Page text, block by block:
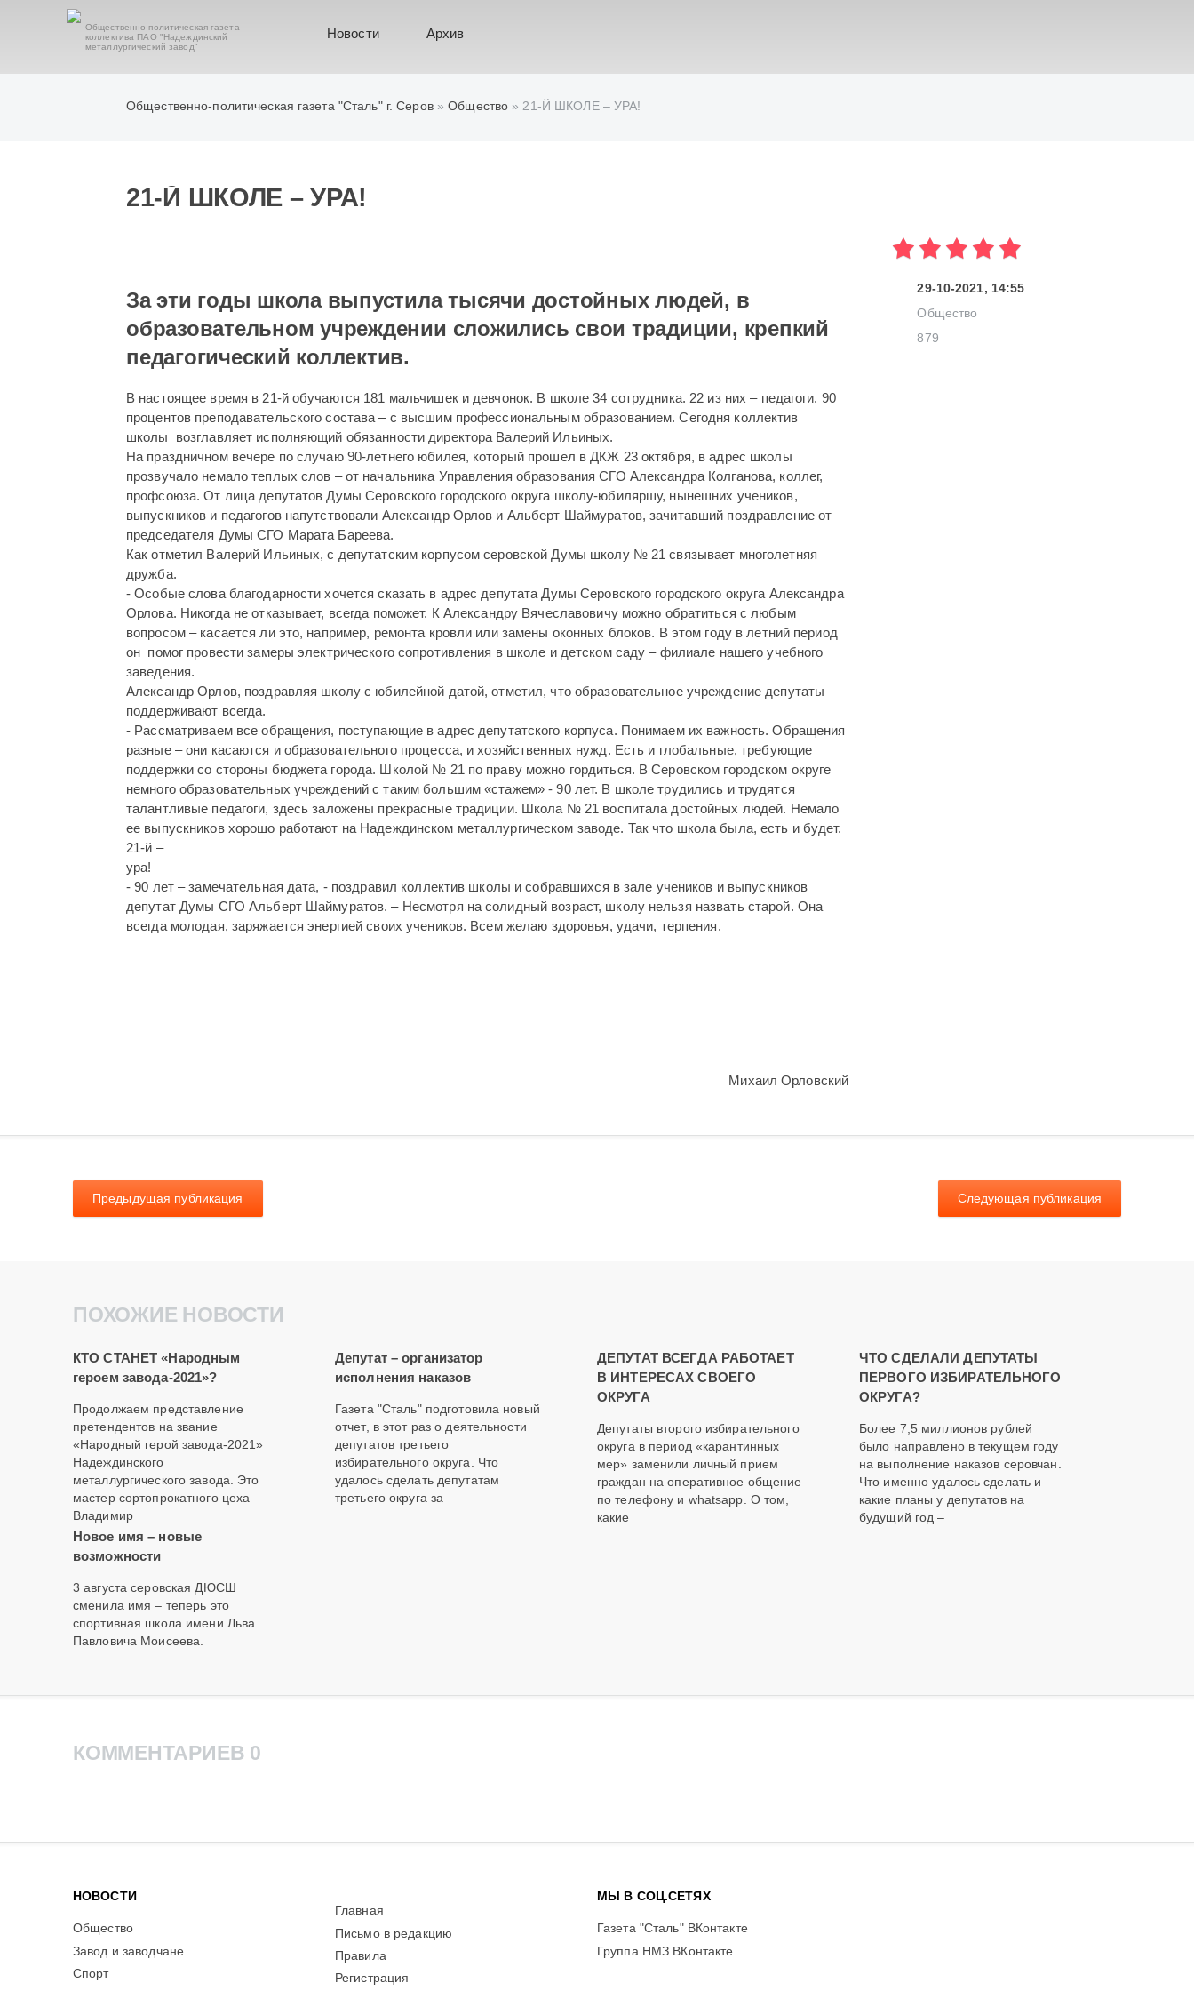
Общественно-политическая газета
коллектива ПАО "Надеждинский
металлургический завод"
Новости Архив
Общественно-политическая газета "Сталь" г. Серов»Общество » 21-Й ШКОЛЕ – УРА!
21-Й ШКОЛЕ – УРА!
29-10-2021, 14:55
Общество
879
За эти годы школа выпустила тысячи достойных людей, в
образовательном учреждении сложились свои традиции, крепкий
педагогический коллектив.
В настоящее время в 21-й обучаются 181 мальчишек и девчонок. В школе 34 сотрудника. 22 из них – педагоги. 90
процентов преподавательского состава – с высшим профессиональным образованием. Сегодня коллектив
школы возглавляет исполняющий обязанности директора Валерий Ильиных.
На праздничном вечере по случаю 90-летнего юбилея, который прошел в ДКЖ 23 октяб­ря, в адрес школы
прозвучало немало теплых слов – от начальника Управления образования СГО Александра Колганова, коллег,
профсоюза. От лица депутатов Думы Серовского городского округа школу-юбиляршу, нынешних учеников,
выпускников и педагогов напутствовали Александр Орлов и Альберт Шаймуратов, зачитавший поздравление от
председателя Думы СГО Марата Бареева.
Как отметил Валерий Ильиных, с депутатским корпусом серовской Думы школу № 21 связывает многолетняя
дружба.
- Особые слова благодарности хочется сказать в адрес депутата Думы Серовского городского округа Александра
Орлова. Никогда не отказывает, всегда поможет. К Александру Вячеславовичу можно обратиться с любым
вопросом – касается ли это, например, ремонта кровли или замены оконных блоков. В этом году в летний период
он помог провести замеры электрического сопротивления в школе и детском саду – филиа­ле нашего учебного
заведения.
Александр Орлов, поздравляя школу с юбилейной датой, отметил, что образовательное учреждение депутаты
поддерживают всегда.
- Рассматриваем все обращения, поступающие в адрес депутатского корпуса. Понимаем их важность. Обращения
разные – они касаются и образовательного процесса, и хозяйственных нужд. Есть и глобальные, требующие
поддержки со стороны бюджета города. Школой № 21 по праву можно гордиться. В Серовском городском округе
немного образовательных учреждений с таким большим «стажем» - 90 лет. В школе трудились и трудятся
талантливые педагоги, здесь заложены прекрасные традиции. Школа № 21 воспитала достойных людей. Немало
ее выпускников хорошо работают на Надеждинском металлургическом заводе. Так что школа была, есть и будет.
21-й –
ура!
- 90 лет – замечательная дата, - поздравил коллектив школы и собравшихся в зале учеников и выпускников
депутат Думы СГО Альберт Шаймуратов. – Несмотря на солидный возраст, школу нельзя назвать старой. Она
всегда молодая, заряжается энергией своих учеников. Всем желаю здоровья, удачи, терпения.
Михаил Орловский
Предыдущая публикация Следующая публикация
ПОХОЖИЕ НОВОСТИ
КТО СТАНЕТ «Народным
героем завода-2021»?
Продолжаем представление
претендентов на звание
«Народный герой завода-2021»
Надеждинского
металлургического завода. Это
мастер сортопрокатного цеха
Владимир
Депутат – организатор
исполнения наказов
Газета "Сталь" подготовила новый
отчет, в этот раз о деятельности
депутатов третьего
избирательного округа. Что
удалось сделать депутатам
третьего округа за
ДЕПУТАТ ВСЕГДА РАБОТАЕТ
В ИНТЕРЕСАХ СВОЕГО
ОКРУГА
Депутаты второго избирательного
округа в период «карантинных
мер» заменили личный прием
граждан на оперативное общение
по телефону и whatsapp. О том,
какие
ЧТО СДЕЛАЛИ ДЕПУТАТЫ
ПЕРВОГО ИЗБИРАТЕЛЬНОГО
ОКРУГА?
Более 7,5 миллионов рублей
было направлено в текущем году
на выполнение наказов серовчан.
Что именно удалось сделать и
какие планы у депутатов на
будущий год –
Новое имя – новые
возможности
3 августа серовская ДЮСШ
сменила имя – теперь это
спортивная школа имени Льва
Павловича Моисеева.
КОММЕНТАРИЕВ 0
НОВОСТИ
Общество
Завод и заводчане
Спорт
Главная
Письмо в редакцию
Правила
Регистрация
МЫ В СОЦ.СЕТЯХ
Газета "Сталь" ВКонтакте
Группа НМЗ ВКонтакте